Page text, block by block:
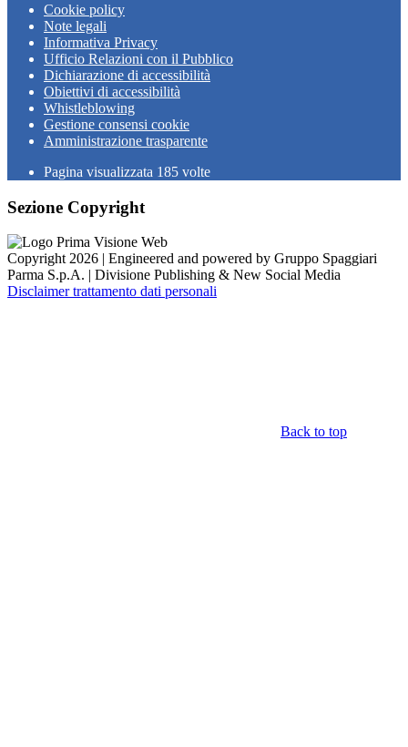
Cookie policy
Note legali
Informativa Privacy
Ufficio Relazioni con il Pubblico
Dichiarazione di accessibilità
Obiettivi di accessibilità
Whistleblowing
Gestione consensi cookie
Amministrazione trasparente
Pagina visualizzata 185 volte
Sezione Copyright
Copyright 2026 | Engineered and powered by Gruppo Spaggiari
Parma S.p.A. | Divisione Publishing & New Social Media
Disclaimer trattamento dati personali
Back to top